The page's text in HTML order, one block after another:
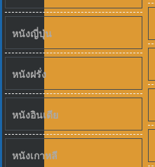
หนังญี่ปุ่น
หนังฝรั่ง
หนังอินเดีย
หนังเกาหลี